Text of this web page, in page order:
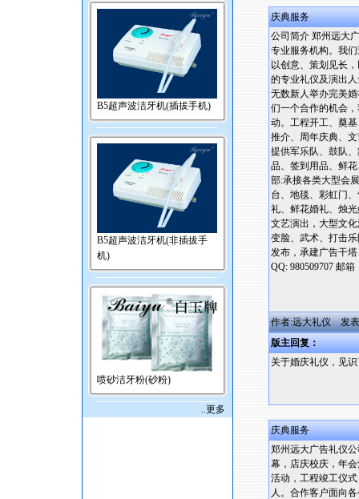
B5超声波洁牙机(插拔手机)
B5超声波洁牙机(非插拔手
机)
喷砂洁牙粉(砂粉)
..更多
庆典服务
公司简介 郑州远大
专业服务机构。我
以创意、策划见长
的专业礼仪及演出
无数新人举办完美
们一个合作的机会
动。工程开工、奠
推介、周年庆典、
提供军乐队、鼓队
品、签到用品、鲜
部:承接各类大型会
台、地毯、彩虹门
礼、鲜花婚礼、烛
文艺演出，大型文
变脸、武术、打击
发布，承建广告干塔
QQ: 980509707 邮箱
作者:远大礼仪 发表
版主回复：
关于婚庆礼仪，见
庆典服务
郑州远大广告礼仪
幕，店庆校庆，年
活动，工程竣工仪
人。合作客户面向